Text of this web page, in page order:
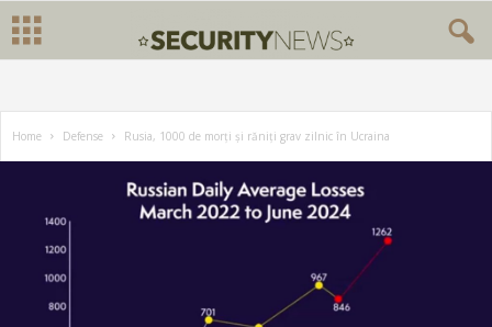
Home Defense Rusia, 1000 de morți și răniți grav zilnic în Ucraina